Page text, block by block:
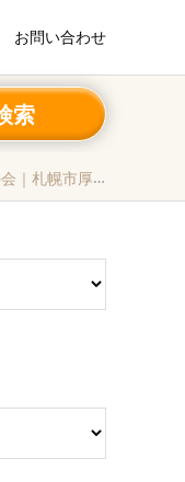
お問い合わせ
別区‐北海道